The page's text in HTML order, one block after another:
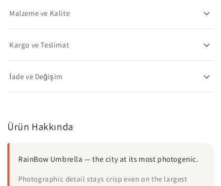
Malzeme ve Kalite
Kargo ve Teslimat
İade ve Değişim
Ürün Hakkında
RainBow Umbrella — the city at its most photogenic.
Photographic detail stays crisp even on the largest